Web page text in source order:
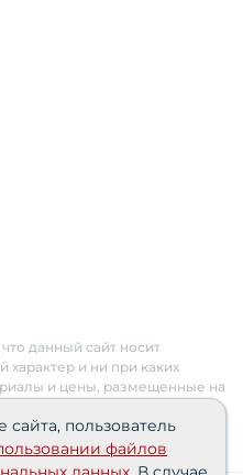
данный сайт носит
и ни при каких
и цены, размещенные на
Застройщик имеет
пользователь
файлов